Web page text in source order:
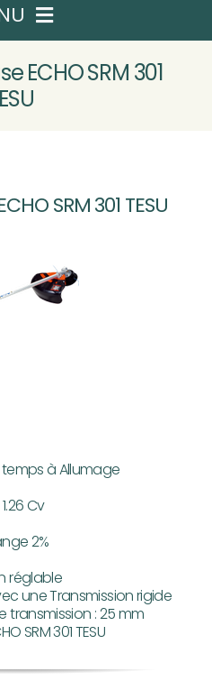
ECHO SRM 301
SRM 301 TESU
à Allumage
Cv
2%
réglable
une Transmission rigide
transmission : 25 mm
SRM 301 TESU